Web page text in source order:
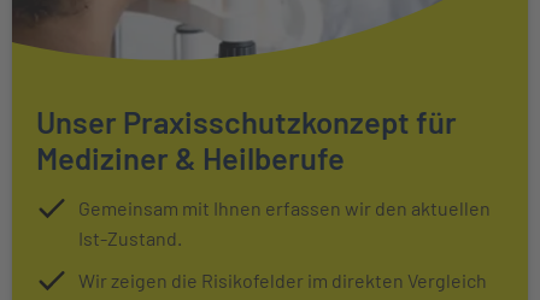
Unser Praxisschutzkonzept für
Mediziner & Heilberufe
Gemeinsam mit Ihnen erfassen wir den aktuellen
Ist-Zustand.
Wir zeigen die Risikofelder im direkten Vergleich